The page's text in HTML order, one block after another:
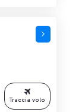
Traccia volo